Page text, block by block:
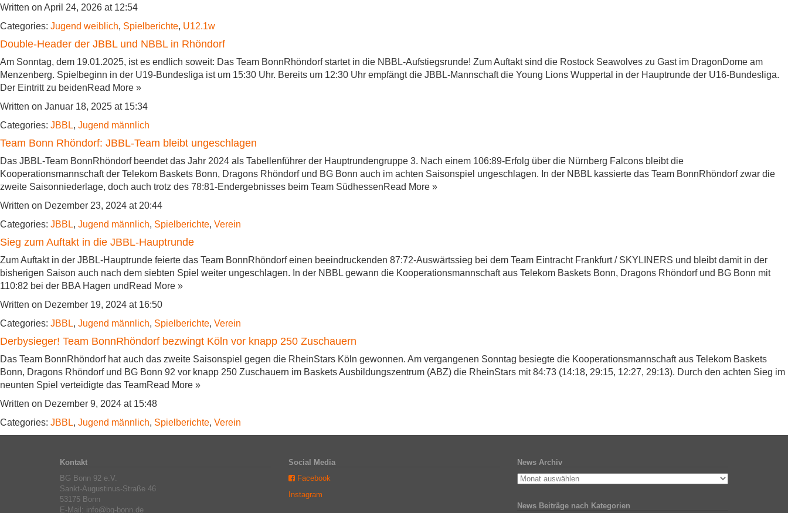
Written on April 24, 2026 at 12:54
Categories: Jugend weiblich, Spielberichte, U12.1w
Double-Header der JBBL und NBBL in Rhöndorf
Am Sonntag, dem 19.01.2025, ist es endlich soweit: Das Team BonnRhöndorf startet in die NBBL-Aufstiegsrunde! Zum Auftakt sind die Rostock Seawolves zu Gast im DragonDome am
Menzenberg. Spielbeginn in der U19-Bundesliga ist um 15:30 Uhr. Bereits um 12:30 Uhr empfängt die JBBL-Mannschaft die Young Lions Wuppertal in der Hauptrunde der U16-Bundesliga.
Der Eintritt zu beidenRead More »
Written on Januar 18, 2025 at 15:34
Categories: JBBL, Jugend männlich
Team Bonn Rhöndorf: JBBL-Team bleibt ungeschlagen
Das JBBL-Team BonnRhöndorf beendet das Jahr 2024 als Tabellenführer der Hauptrundengruppe 3. Nach einem 106:89-Erfolg über die Nürnberg Falcons bleibt die
Kooperationsmannschaft der Telekom Baskets Bonn, Dragons Rhöndorf und BG Bonn auch im achten Saisonspiel ungeschlagen. In der NBBL kassierte das Team BonnRhöndorf zwar die
zweite Saisonniederlage, doch auch trotz des 78:81-Endergebnisses beim Team SüdhessenRead More »
Written on Dezember 23, 2024 at 20:44
Categories: JBBL, Jugend männlich, Spielberichte, Verein
Sieg zum Auftakt in die JBBL-Hauptrunde
Zum Auftakt in der JBBL-Hauptrunde feierte das Team BonnRhöndorf einen beeindruckenden 87:72-Auswärtssieg bei dem Team Eintracht Frankfurt / SKYLINERS und bleibt damit in der
bisherigen Saison auch nach dem siebten Spiel weiter ungeschlagen. In der NBBL gewann die Kooperationsmannschaft aus Telekom Baskets Bonn, Dragons Rhöndorf und BG Bonn mit
110:82 bei der BBA Hagen undRead More »
Written on Dezember 19, 2024 at 16:50
Categories: JBBL, Jugend männlich, Spielberichte, Verein
Derbysieger! Team BonnRhöndorf bezwingt Köln vor knapp 250 Zuschauern
Das Team BonnRhöndorf hat auch das zweite Saisonspiel gegen die RheinStars Köln gewonnen. Am vergangenen Sonntag besiegte die Kooperationsmannschaft aus Telekom Baskets
Bonn, Dragons Rhöndorf und BG Bonn 92 vor knapp 250 Zuschauern im Baskets Ausbildungszentrum (ABZ) die RheinStars mit 84:73 (14:18, 29:15, 12:27, 29:13). Durch den achten Sieg im
neunten Spiel verteidigte das TeamRead More »
Written on Dezember 9, 2024 at 15:48
Categories: JBBL, Jugend männlich, Spielberichte, Verein
Kontakt
BG Bonn 92 e.V.
Sankt-Augustinus-Straße 46
53175 Bonn
E-Mail: info@bg-bonn.de
Social Media
Facebook
Instagram
News Archiv
News Beiträge nach Kategorien